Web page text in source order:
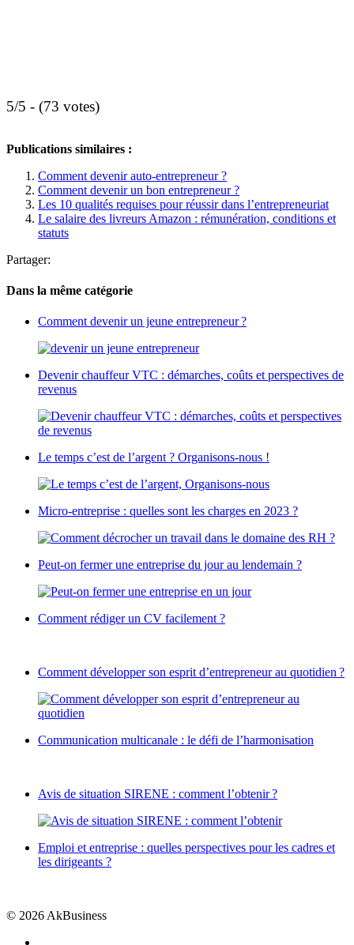
5/5 - (73 votes)
Publications similaires :
Comment devenir auto-entrepreneur ?
Comment devenir un bon entrepreneur ?
Les 10 qualités requises pour réussir dans l’entrepreneuriat
Le salaire des livreurs Amazon : rémunération, conditions et
statuts
Partager:
Dans la même catégorie
Comment devenir un jeune entrepreneur ?
Devenir chauffeur VTC : démarches, coûts et perspectives de
revenus
Le temps c’est de l’argent ? Organisons-nous !
Micro-entreprise : quelles sont les charges en 2023 ?
Peut-on fermer une entreprise du jour au lendemain ?
Comment rédiger un CV facilement ?
Comment développer son esprit d’entrepreneur au quotidien ?
Communication multicanale : le défi de l’harmonisation
Avis de situation SIRENE : comment l’obtenir ?
Emploi et entreprise : quelles perspectives pour les cadres et
les dirigeants ?
© 2026 AkBusiness